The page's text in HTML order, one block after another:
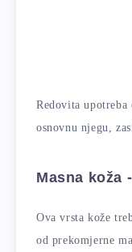
Redovita
osnovnu njegu,
Masna koža
Ova vrsta kože
od prekomjerne